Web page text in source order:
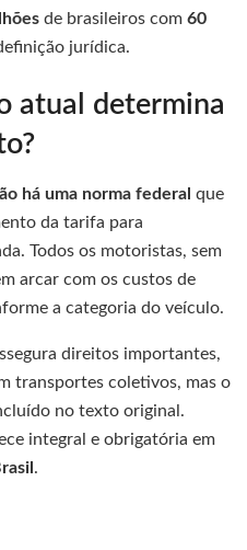
de brasileiros com 60
jurídica.
atual determina
há uma norma federal que
da tarifa para
Todos os motoristas, sem
arcar com os custos de
a categoria do veículo.
direitos importantes,
transportes coletivos, mas o
no texto original.
integral e obrigatória em
.